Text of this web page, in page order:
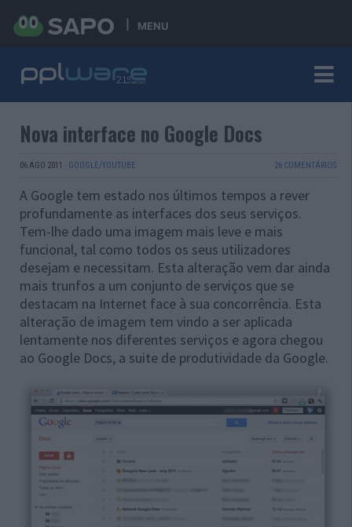
MENU
Nova interface no Google Docs
06 AGO 2011 · GOOGLE/YOUTUBE 26 COMENTÁRIOS
A Google tem estado nos últimos tempos a rever
profundamente as interfaces dos seus serviços.
Tem-lhe dado uma imagem mais leve e mais
funcional, tal como todos os seus utilizadores
desejam e necessitam. Esta alteração vem dar ainda
mais trunfos a um conjunto de serviços que se
destacam na Internet face à sua concorrência. Esta
alteração de imagem tem vindo a ser aplicada
lentamente nos diferentes serviços e agora chegou
ao Google Docs, a suite de produtividade da Google.